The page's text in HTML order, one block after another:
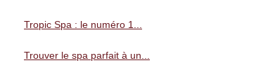
Tropic Spa : le numéro 1...
Trouver le spa parfait à un...